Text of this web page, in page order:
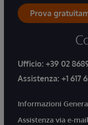
Prova
Ufficio: +39 02
Assistenza: +1 617
Informazioni
Assistenza via e-mail